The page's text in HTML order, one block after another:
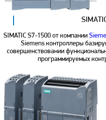
SIMATIC S7-1500 от компании
Siemens контроллеры
совершенствовании
программируемых